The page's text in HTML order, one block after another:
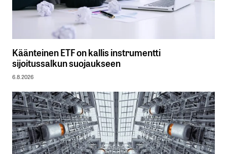
Käänteinen ETF on kallis instrumentti
sijoitussalkun suojaukseen
6.8.2026